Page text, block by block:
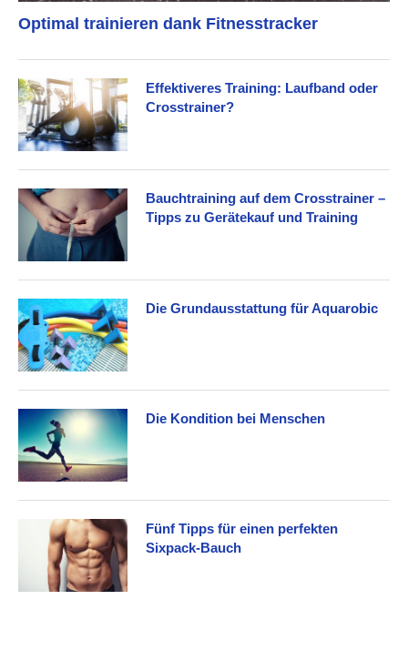
Optimal trainieren dank Fitnesstracker
Effektiveres Training: Laufband oder
Crosstrainer?
Bauchtraining auf dem Crosstrainer –
Tipps zu Gerätekauf und Training
Die Grundausstattung für Aquarobic
Die Kondition bei Menschen
Fünf Tipps für einen perfekten
Sixpack-Bauch